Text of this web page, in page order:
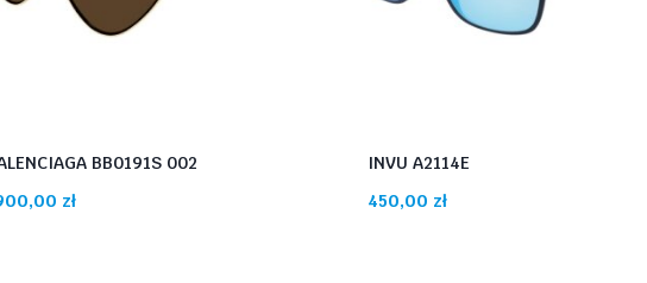
BB0191S 002
zł
INVU A2114E
450,00 zł